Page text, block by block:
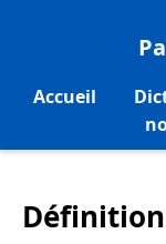
Accueil